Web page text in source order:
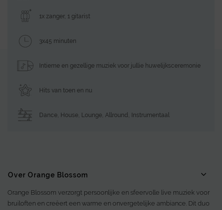
1x zanger, 1 gitarist
3x45 minuten
Intieme en gezellige muziek voor jullie huwelijksceremonie
Hits van toen en nu
Dance, House, Lounge, Allround , Instrumentaal
Over Orange Blossom
Orange Blossom verzorgt persoonlijke en sfeervolle live muziek voor
bruiloften en creëert een warme en onvergetelijke ambiance. Dit duo